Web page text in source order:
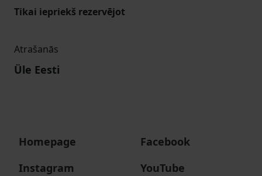
Tikai iepriekš rezervējot
Atrašanās
Üle Eesti
Homepage
Facebook
Instagram
YouTube